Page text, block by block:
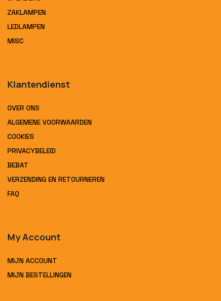
ZAKLAMPEN
LEDLAMPEN
MISC
Klantendienst
OVER ONS
ALGEMENE VOORWAARDEN
COOKIES
PRIVACYBELEID
BEBAT
VERZENDING EN RETOURNEREN
FAQ
My Account
MIJN ACCOUNT
MIJN BESTELLINGEN